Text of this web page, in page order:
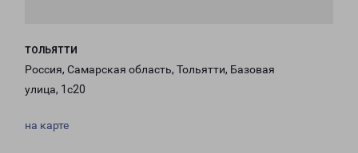
ТОЛЬЯТТИ
Россия, Самарская область, Тольятти, Базовая
улица, 1с20
на карте